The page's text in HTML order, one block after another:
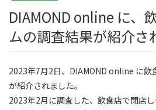
DIAMOND online に、飲食店ドットコ
ムの調査結果が紹介さ
2023年7月2日、DIAMOND online に飲
が紹介されました。
2023年2月に調査した、飲食店で閉店